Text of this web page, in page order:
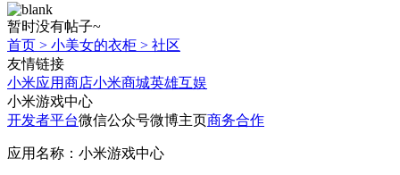
暂时没有帖子~
首页 > 小美女的衣柜 > 社区
友情链接
小米应用商店小米商城英雄互娱
小米游戏中心
开发者平台微信公众号微博主页商务合作
应用名称：小米游戏中心